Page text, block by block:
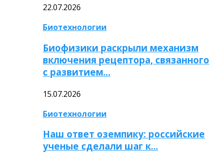
22.07.2026
Биотехнологии
Биофизики раскрыли механизм
включения рецептора, связанного
с развитием…
15.07.2026
Биотехнологии
Наш ответ оземпику: российские
ученые сделали шаг к…